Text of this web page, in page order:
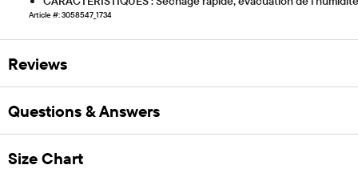
Article #: 3058547_1734
Reviews
Questions & Answers
Size Chart